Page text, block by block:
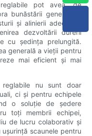
pot avea, de
bunăstării generale a
și alinierii adecvate,
dezvoltării durerii
cu ședința prelungită.
generală a vieții pentru
mai eficient și mai
nu sunt doar
ci și pentru echipele
o soluție de ședere
toți membrii echipei,
de lucru colaborativ și
scaunele pentru